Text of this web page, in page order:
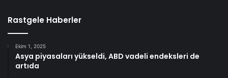
Rastgele Haberler
Ekim 1, 2025
Asya piyasaları yükseldi, ABD vadeli endeksleri de
artıda